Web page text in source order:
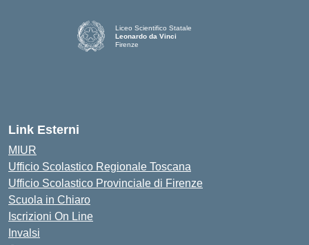
Liceo Scientifico Statale
Leonardo da Vinci
Firenze
Link Esterni
MIUR
Ufficio Scolastico Regionale Toscana
Ufficio Scolastico Provinciale di Firenze
Scuola in Chiaro
Iscrizioni On Line
Invalsi